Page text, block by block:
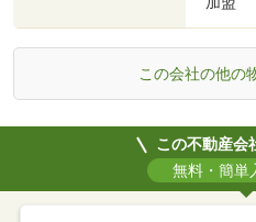
この会社の他の
この不動産会
無料・簡単